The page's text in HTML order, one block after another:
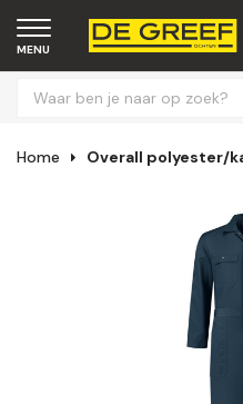
MENU
Home Overall polyester/